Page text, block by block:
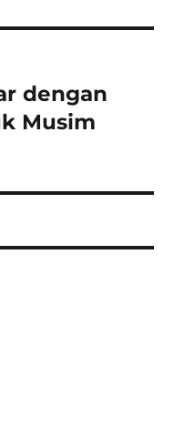
dengan
Musim